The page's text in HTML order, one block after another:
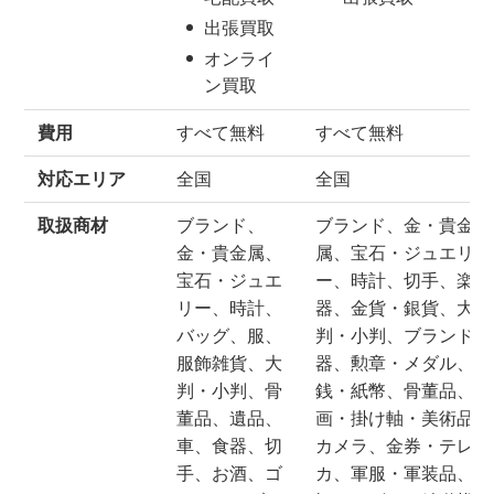
出張買取
オンライ
ン買取
費用 すべて無料 すべて無料
対応エリア 全国 全国
取扱商材
ブランド、
金・貴金属、
宝石・ジュエ
リー、時計、
バッグ、服、
服飾雑貨、大
判・小判、骨
董品、遺品、
車、食器、切
手、お酒、ゴ
ブランド、金・貴金
属、宝石・ジュエリ
ー、時計、切手、楽
器、金貨・銀貨、大
判・小判、ブランド食
器、勲章・メダル、古
銭・紙幣、骨董品、絵
画・掛け軸・美術品、
カメラ、金券・テレ
カ、軍服・軍装品、洋